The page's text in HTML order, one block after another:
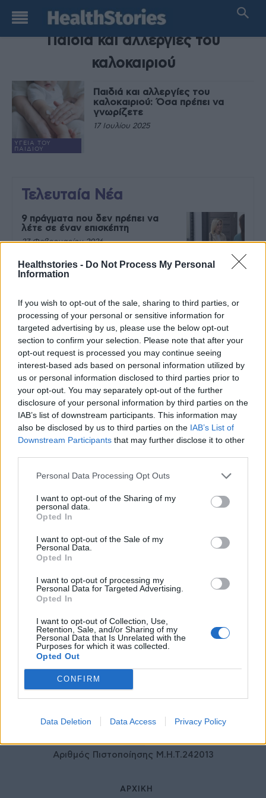
Healthstories - Do Not Process My Personal
Information
If you wish to opt-out of the sale, sharing to third parties, or
processing of your personal or sensitive information for
targeted advertising by us, please use the below opt-out
section to confirm your selection. Please note that after your
opt-out request is processed you may continue seeing
interest-based ads based on personal information utilized by
us or personal information disclosed to third parties prior to
your opt-out. You may separately opt-out of the further
disclosure of your personal information by third parties on the
IAB’s list of downstream participants. This information may
also be disclosed by us to third parties on the IAB’s List of
Downstream Participants that may further disclose it to other
Personal Data Processing Opt Outs
I want to opt-out of the Sharing of my
personal data.
Opted In
I want to opt-out of the Sale of my
Personal Data.
Opted In
I want to opt-out of processing my
Personal Data for Targeted Advertising.
Opted In
I want to opt-out of Collection, Use,
Retention, Sale, and/or Sharing of my
Personal Data that Is Unrelated with the
Purposes for which it was collected.
Opted Out
CONFIRM
Data Deletion Data Access Privacy Policy
TAG
Παιδιά και αλλεργίες του
καλοκαιριού
ΥΓΕΊΑ ΤΟΥ
ΠΑΙΔΙΟΎ
Παιδιά και αλλεργίες του
καλοκαιριού: Όσα πρέπει να
γνωρίζετε
17 Ιουλίου 2025
Τελευταία Νέα
9 πράγματα που δεν πρέπει να
λέτε σε έναν επισκέπτη
27 Φεβρουαρίου 2026
γεννηθεί μέσω εξωσωματικής, με
την υποστήριξη της Be-Live
27 Φεβρουαρίου 2026
Μεταπροπονητική πείνα: Ο λόγος
που θέλεις να καταβροχθίσεις τα
πάντα μετά την άσκηση
27 Φεβρουαρίου 2026
Ωρίων – Σπάνια νοσήματα
συνδέονται με μνημεία που
πνεύμα της χώρας μας
Γεωργιάδης: Πολλαπλά οφέλη από
ιδιωτικού τομέα
27 Φεβρουαρίου 2026
© HealthStories - All rights reserved.
Αριθμός Πιστοποίησης Μ.Η.Τ.242013
ΑΡΧΙΚΉ